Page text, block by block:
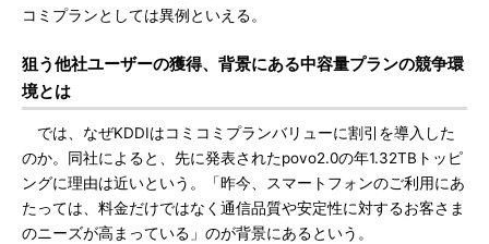
コミプランとしては異例といえる。
狙う他社ユーザーの獲得、背景にある中容量プランの競争環
境とは
では、なぜKDDIはコミコミプランバリューに割引を導入した
のか。同社によると、先に発表されたpovo2.0の年1.32TBトッピ
ングに理由は近いという。「昨今、スマートフォンのご利用にあ
たっては、料金だけではなく通信品質や安定性に対するお客さま
のニーズが高まっている」のが背景にあるという。